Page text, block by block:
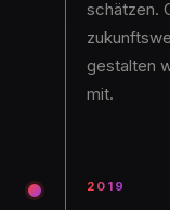
schätzen.
gestalten
mit.
2019